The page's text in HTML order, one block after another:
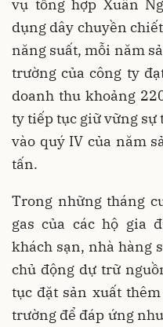
vụ tổng hợp Xuân
dụng dây chuyền
năng suất, mỗi năm
trường của công ty
doanh thu khoảng
ty tiếp tục giữ vững
vào quý IV của năm
tấn.
Trong những tháng
gas của các hộ gia
khách sạn, nhà hàng
chủ động dự trữ
tục đặt sản xuất
trường để đáp ứng